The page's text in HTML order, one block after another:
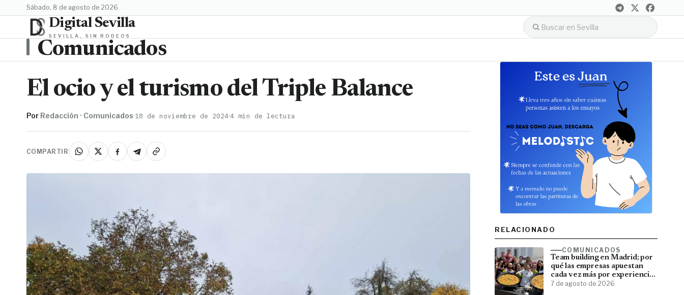
sábado, 8 de agosto de 2026
Digital Sevilla
SEVILLA, SIN RODEOS
Comunicados
El ocio y el turismo del Triple Balance
Por Redacción · Comunicados·18 de noviembre de 2024·4 min de lectura
COMPARTIR
RELACIONADO
COMUNICADOS
Team building en Madrid; por
qué las empresas apuestan
cada vez más por experiencias
que fortalecen sus equipos
7 de agosto de 2026